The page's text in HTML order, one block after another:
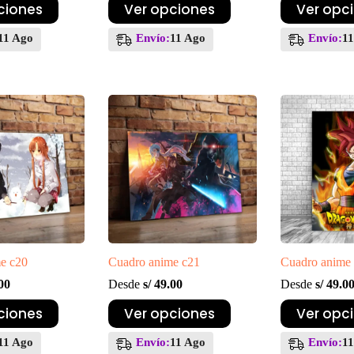
Ago
Ver opciones
producto
múltiples
se
pueden
elegir
en
página
de
producto
Envío:11 Ago
Ver
producto
múltiples
se
pueden
elegir
en
la
página
de
producto
Envío:
c20
Ago
Cuadro anime c21
Desde s/49.00
Ver opciones
Este
producto
múltiplesEnvío:11 Ago
Cuadro anime
Desdes/49.00
Ver
Este
producto
múltiplesEnvío: